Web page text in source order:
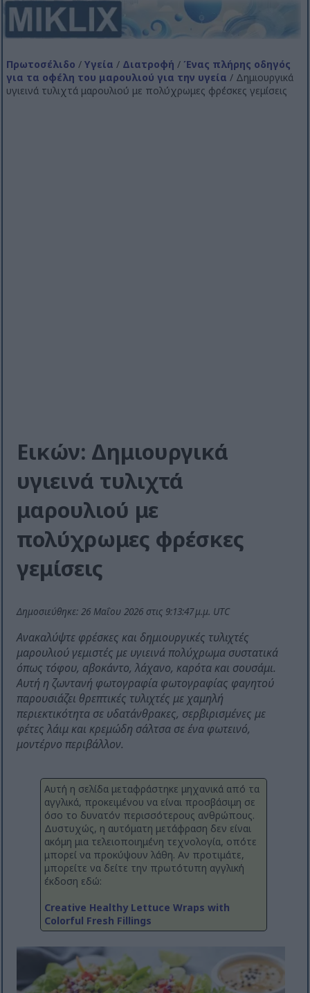
Πρωτοσέλιδο /Υγεία / Διατροφή / Ένας πλήρης οδηγός
για τα οφέλη του μαρουλιού για την υγεία / Δημιουργικά
υγιεινά τυλιχτά μαρουλιού με πολύχρωμες φρέσκες γεμίσεις
Εικών: Δημιουργικά
υγιεινά τυλιχτά
μαρουλιού με
πολύχρωμες φρέσκες
γεμίσεις
Δημοσιεύθηκε: 26 Μαΐου 2026 στις 9:13:47 μ.μ. UTC
Ανακαλύψτε φρέσκες και δημιουργικές τυλιχτές
μαρουλιού γεμιστές με υγιεινά πολύχρωμα συστατικά
όπως τόφου, αβοκάντο, λάχανο, καρότα και σουσάμι.
Αυτή η ζωντανή φωτογραφία φωτογραφίας φαγητού
παρουσιάζει θρεπτικές τυλιχτές με χαμηλή
περιεκτικότητα σε υδατάνθρακες, σερβιρισμένες με
φέτες λάιμ και κρεμώδη σάλτσα σε ένα φωτεινό,
μοντέρνο περιβάλλον.
Αυτή η σελίδα μεταφράστηκε μηχανικά από τα
αγγλικά, προκειμένου να είναι προσβάσιμη σε
όσο το δυνατόν περισσότερους ανθρώπους.
Δυστυχώς, η αυτόματη μετάφραση δεν είναι
ακόμη μια τελειοποιημένη τεχνολογία, οπότε
μπορεί να προκύψουν λάθη. Αν προτιμάτε,
μπορείτε να δείτε την πρωτότυπη αγγλική
έκδοση εδώ:
Creative Healthy Lettuce Wraps with
Colorful Fresh Fillings